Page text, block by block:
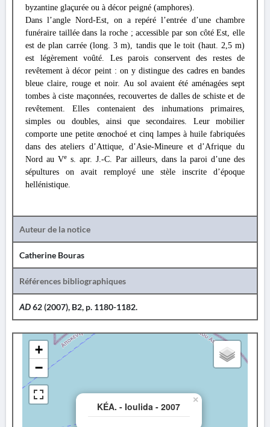
byzantine glaçurée ou à décor peigné (amphores).
Dans l’angle Nord-Est, on a repéré l’entrée d’une chambre
funéraire taillée dans la roche ; accessible par son côté Est, elle
est de plan carrée (long. 3 m), tandis que le toit (haut. 2,5 m)
est légèrement voûté. Les parois conservent des restes de
revêtement à décor peint : on y distingue des cadres en bandes
bleue claire, rouge et noir. Au sol avaient été aménagées sept
tombes à ciste maçonnées, recouvertes de dalles de schiste et de
revêtement. Elles contenaient des inhumations primaires,
simples ou doubles, ainsi que secondaires. Leur mobilier
comporte une petite œnochoé et cinq lampes à huile fabriquées
dans des ateliers d’Attique, d’Asie-Mineure et d’Afrique du
Nord au Ve s. apr. J.-C. Par ailleurs, dans la paroi d’une des
sépultures on avait remployé une stèle inscrite d’époque
hellénistique.
Auteur de la notice
Catherine Bouras
Références bibliographiques
AD62 (2007), B2, p. 1180-1182.
KÉA. - Ioulida - 2007
×
+
−